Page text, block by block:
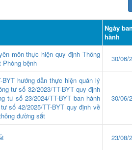
Ngày ban
hành
môn thực hiện quy định Thông
bệnh
30/06/
hướng dẫn thực hiện quản lý
tư số 32/2023/TT-BYT quy định
tư số 23/2024/TT-BYT ban hành
số 42/2025/TT-BYT quy định về
đường sắt
30/06/
23/08/